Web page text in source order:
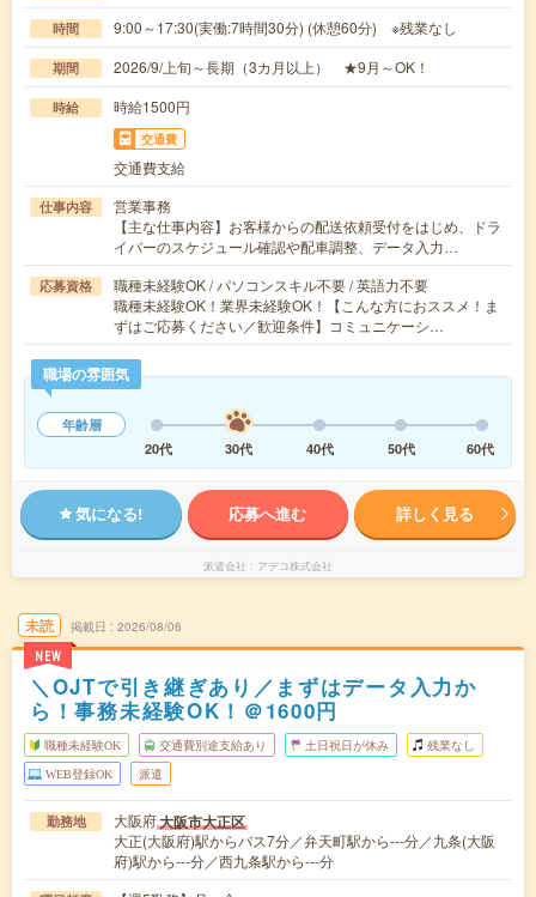
時間 9:00～17:30(実働:7時間30分) (休憩60分) ※残業なし
期間 2026/9/上旬～長期（3カ月以上） ★9月～OK！
時給 時給1500円
交通費
交通費支給
仕事内容
営業事務
【主な仕事内容】お客様からの配送依頼受付をはじめ、ドラ
イバーのスケジュール確認や配車調整、データ入力…
応募資格
職種未経験OK / パソコンスキル不要 / 英語力不要
職種未経験OK！業界未経験OK！【こんな方におススメ！ま
ずはご応募ください／歓迎条件】コミュニケーシ…
職場の雰囲気
年齢層
20代
30代 40代 50代 60代
気になる! 応募へ進む 詳しく見る
派遣会社 アデコ株式会社
未読
NEW
掲載日 2026/08/06
＼OJTで引き継ぎあり／まずはデータ入力か
ら！事務未経験OK！＠1600円
職種未経験OK 交通費別途支給あり 土日祝日が休み 残業なし
WEB登録OK 派遣
勤務地 大阪府大阪市大正区
大正(大阪府)駅からバス7分／弁天町駅から---分／九条(大阪
府)駅から---分／西九条駅から---分